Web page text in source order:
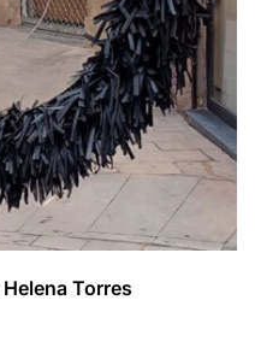
Torres